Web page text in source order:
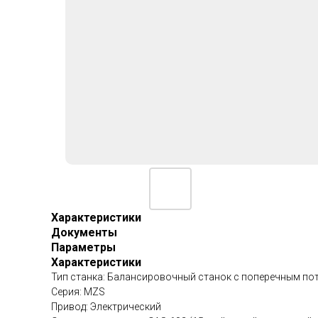
Характеристики
Документы
Параметры
Характеристики
Тип станка: Балансировочный станок с поперечным
Серия: MZS
Привод: Электрический